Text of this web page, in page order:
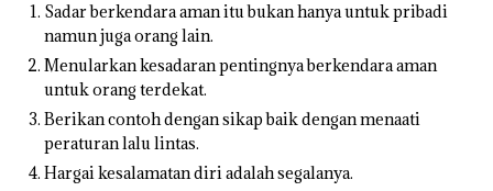
Sadar berkendara aman itu bukan hanya untuk pribadi
namun juga orang lain.
Menularkan kesadaran pentingnya berkendara aman
untuk orang terdekat.
Berikan contoh dengan sikap baik dengan menaati
peraturan lalu lintas.
Hargai kesalamatan diri adalah segalanya.